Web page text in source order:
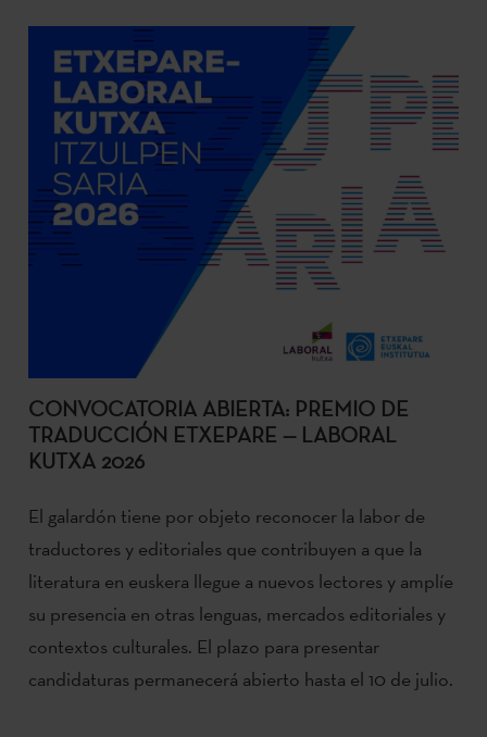
CONVOCATORIA ABIERTA: PREMIO DE
TRADUCCIÓN ETXEPARE — LABORAL
KUTXA 2026
El galardón tiene por objeto reconocer la labor de
traductores y editoriales que contribuyen a que la
literatura en euskera llegue a nuevos lectores y amplíe
su presencia en otras lenguas, mercados editoriales y
contextos culturales. El plazo para presentar
candidaturas permanecerá abierto hasta el 10 de julio.